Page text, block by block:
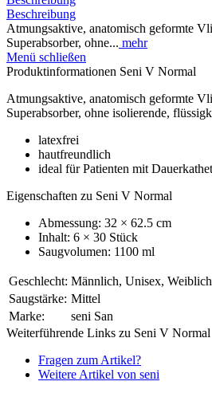
Beschreibung
Atmungsaktive, anatomisch geformte
Superabsorber, ohne... mehr
Menü schließen
Produktinformationen Seni V Normal
Atmungsaktive, anatomisch geformte
Superabsorber, ohne isolierende,
latexfrei
hautfreundlich
ideal für Patienten mit
Eigenschaften zu Seni V Normal
Abmessung: 32 × 62.5 cm
Inhalt: 6 × 30 Stück
Saugvolumen: 1100 ml
Geschlecht: Männlich, Unisex, Weiblich
Saugstärke: Mittel
Marke:
seni San
Weiterführende Links zu Seni V Normal
Fragen zum Artikel?
Weitere Artikel von seni